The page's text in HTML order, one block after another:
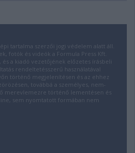
tartalma szerzői jogi védelem alatt áll.
fotók és videók a Formula Press Kft.
a kiadó vezetőjének előzetes írásbeli
rendeltetésszerű használatával
történő megjelenítésen és az ehhez
továbbá a személyes, nem-
merevlemezre történő lementésen és
sem nyomtatott formában nem